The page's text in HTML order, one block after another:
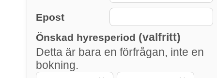
Epost
Önskad hyresperiod (valfritt)
Detta är bara en förfrågan, inte en
bokning.